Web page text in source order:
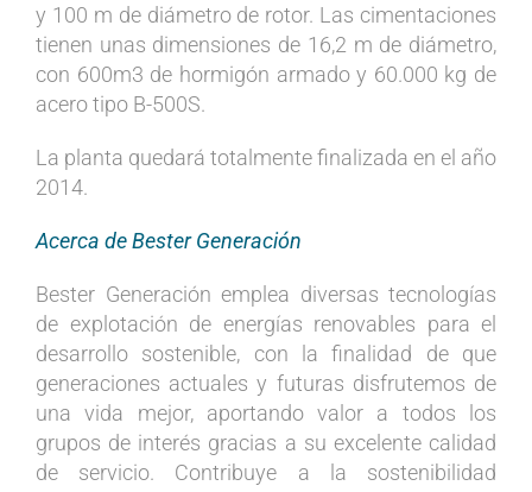
y 100 m de diámetro de rotor. Las cimentaciones
tienen unas dimensiones de 16,2 m de diámetro,
con 600m3 de hormigón armado y 60.000 kg de
acero tipo B-500S.
La planta quedará totalmente finalizada en el año
2014.
Acerca de Bester Generación
Bester Generación emplea diversas tecnologías
de explotación de energías renovables para el
desarrollo sostenible, con la finalidad de que
generaciones actuales y futuras disfrutemos de
una vida mejor, aportando valor a todos los
grupos de interés gracias a su excelente calidad
de servicio. Contribuye a la sostenibilidad